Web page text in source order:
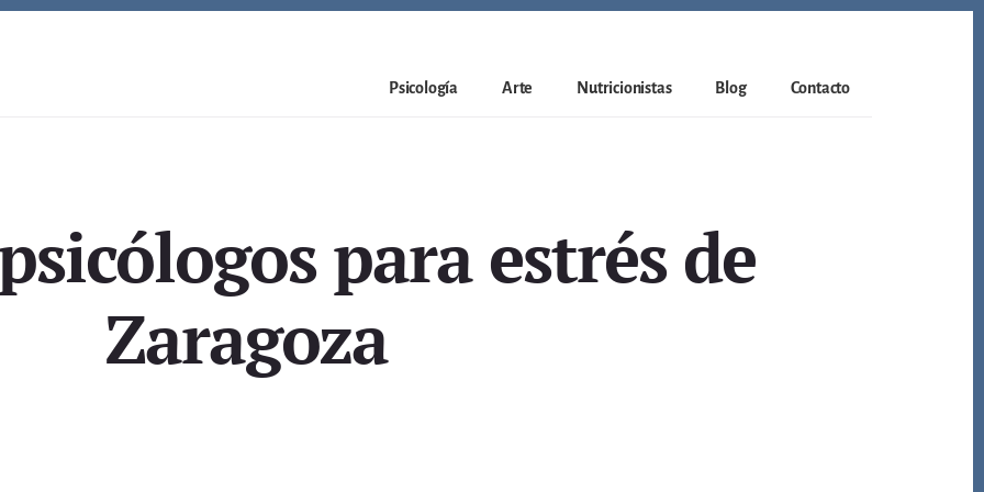
Psicología Arte Nutricionistas Blog Contacto
para estrés de
Zaragoza